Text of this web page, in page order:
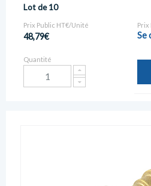
Lot de 10
Prix Public HT€/Unité
48,79€ Se
Quantité